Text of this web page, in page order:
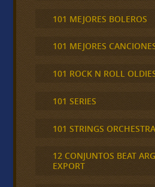
101 MEJORES BOLEROS
101 MEJORES
101 ROCK N ROLL
101 SERIES
101 STRINGS ORCHESTRA
12 CONJUNTOS BEAT
EXPORT